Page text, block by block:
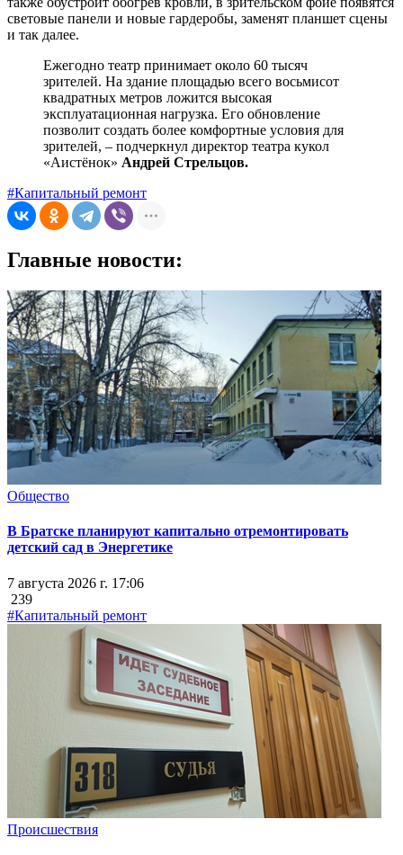
световые панели и новые гардеробы, заменят планшет сцены
и так далее.
Ежегодно театр принимает около 60 тысяч
зрителей. На здание площадью всего восьмисот
квадратных метров ложится высокая
эксплуатационная нагрузка. Его обновление
позволит создать более комфортные условия для
зрителей, – подчеркнул директор театра кукол
«Аистёнок» Андрей Стрельцов.
#Капитальный ремонт
Главные новости:
Общество
В Братске планируют капитально отремонтировать
детский сад в Энергетике
7 августа 2026 г. 17:06
239
#Капитальный ремонт
Происшествия